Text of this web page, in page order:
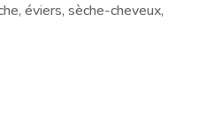
éviers, sèche-cheveux,